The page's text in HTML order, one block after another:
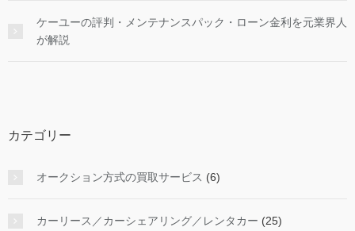
ケーユーの評判・メンテナンスパック・ローン金利を元業界人
が解説
カテゴリー
オークション方式の買取サービス (6)
カーリース／カーシェアリング／レンタカー (25)